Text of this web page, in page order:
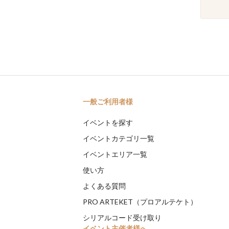
一般ご利用者様
イベントを探す
イベントカテゴリ一覧
イベントエリア一覧
使い方
よくある質問
PRO ARTEKET（プロアルテケト）
シリアルコード受け取り